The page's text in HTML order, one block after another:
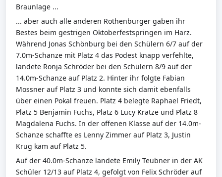
Braunlage ...
... aber auch alle anderen Rothenburger gaben ihr
Bestes beim gestrigen Oktoberfestspringen im Harz.
Während Jonas Schönburg bei den Schülern 6/7 auf der
7.0m-Schanze mit Platz 4 das Podest knapp verfehlte,
landete Ronja Schröder bei den Schülern 8/9 auf der
14.0m-Schanze auf Platz 2. Hinter ihr folgte Fabian
Mossner auf Platz 3 und konnte sich damit ebenfalls
über einen Pokal freuen. Platz 4 belegte Raphael Friedt,
Platz 5 Benjamin Fuchs, Platz 6 Lucy Kratze und Platz 8
Magdalena Fuchs. In der offenen Klasse auf der 14.0m-
Schanze schaffte es Lenny Zimmer auf Platz 3, Justin
Krug kam auf Platz 5.
Auf der 40.0m-Schanze landete Emily Teubner in der AK
Schüler 12/13 auf Platz 4, gefolgt von Felix Schröder auf